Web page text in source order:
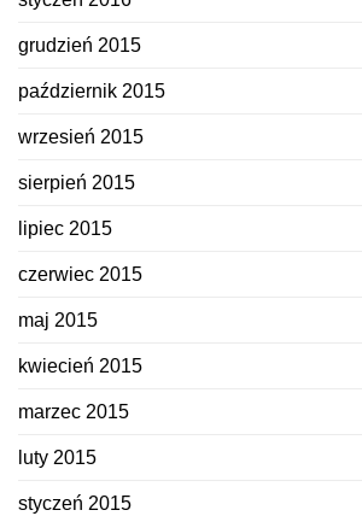
grudzień 2015
październik 2015
wrzesień 2015
sierpień 2015
lipiec 2015
czerwiec 2015
maj 2015
kwiecień 2015
marzec 2015
luty 2015
styczeń 2015